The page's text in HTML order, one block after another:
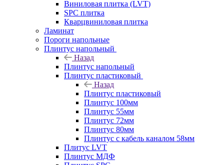
Виниловая плитка (LVT)
SPC плитка
Кварцвиниловая плитка
Ламинат
Пороги напольные
Плинтус напольный
Назад
Плинтус напольный
Плинтус пластиковый
Назад
Плинтус пластиковый
Плинтус 100мм
Плинтус 55мм
Плинтус 72мм
Плинтус 80мм
Плинтус с кабель каналом 58мм
Плитус LVT
Плинтус МДФ